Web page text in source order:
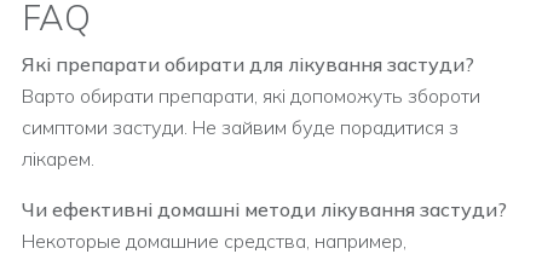
FAQ
Які препарати обирати для лікування застуди?
Варто обирати препарати, які допоможуть збороти
симптоми застуди. Не зайвим буде порадитися з
лікарем.
Чи ефективні домашні методи лікування застуди?
Некоторые домашние средства, например,